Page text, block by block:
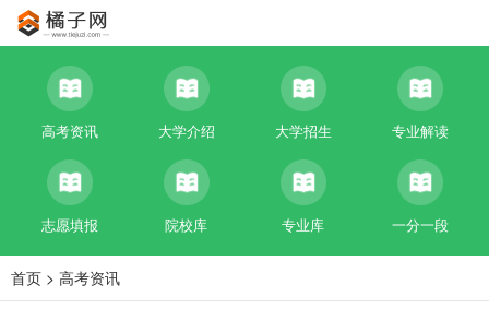
高考资讯 大学介绍 大学招生 专业解读
志愿填报 院校库 专业库 一分一段
首页 > 高考资讯